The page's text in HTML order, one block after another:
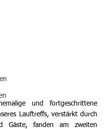
und fortgeschrittene
Lauftreffs, verstärkt durch
Gäste, fanden am zweiten